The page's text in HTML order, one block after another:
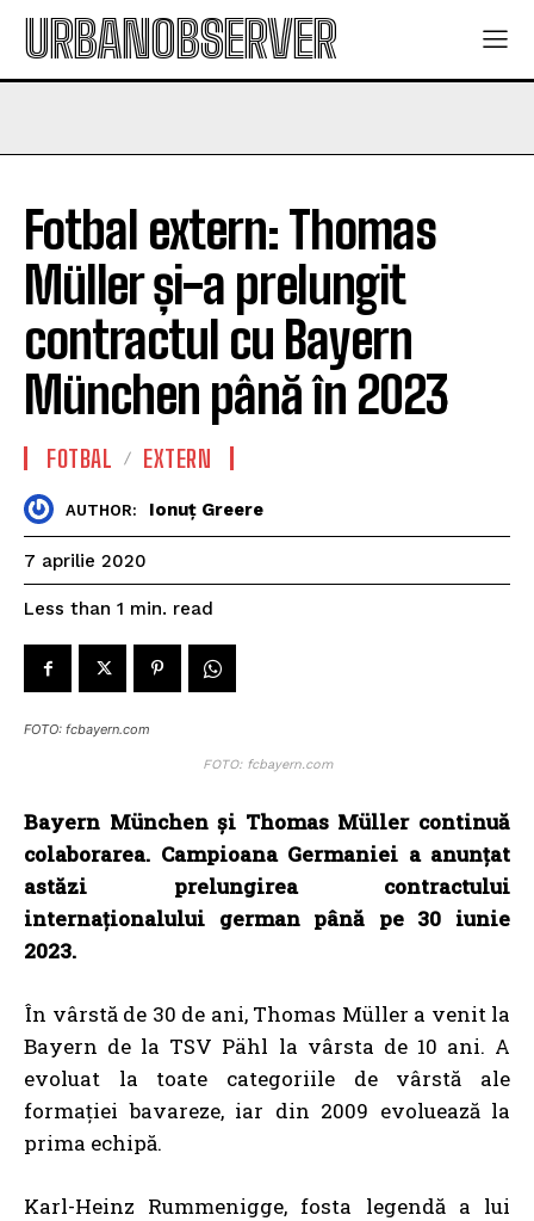
URBANOBSERVER
Fotbal extern: Thomas
Müller și-a prelungit
contractul cu Bayern
München până în 2023
FOTBAL EXTERN
AUTHOR: Ionuț Greere
7 aprilie 2020
Less than 1 min. read
FOTO: fcbayern.com
FOTO: fcbayern.com
Bayern München și Thomas Müller continuă
colaborarea. Campioana Germaniei a anunțat
astăzi prelungirea contractului
internaționalului german până pe 30 iunie
2023.
În vârstă de 30 de ani, Thomas Müller a venit la
Bayern de la TSV Pähl la vârsta de 10 ani. A
evoluat la toate categoriile de vârstă ale
formației bavareze, iar din 2009 evoluează la
prima echipă.
Karl-Heinz Rummenigge, fosta legendă a lui